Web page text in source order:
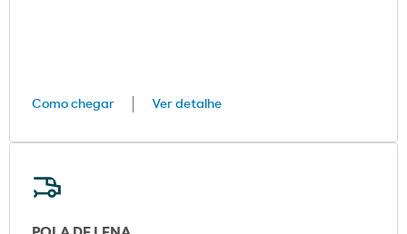
Como chegar Ver detalhe